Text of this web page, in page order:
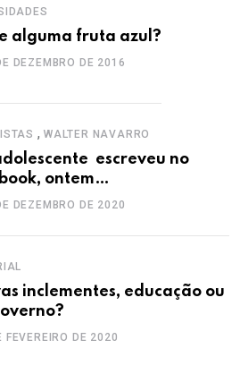
alguma fruta azul?
DEZEMBRO DE 2016
, WALTER NAVARRO
escreveu no
ontem…
DEZEMBRO DE 2020
inclementes, educação ou
FEVEREIRO DE 2020